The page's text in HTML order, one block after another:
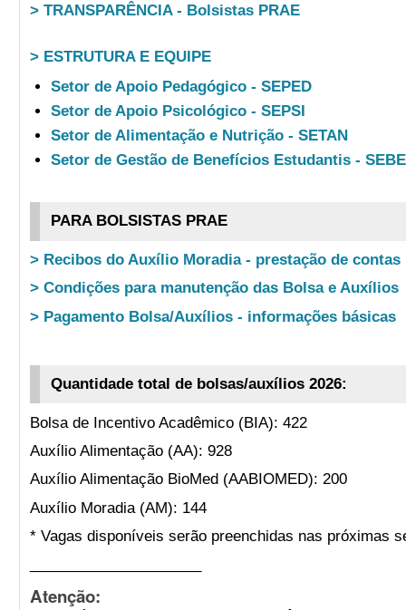
> TRANSPARÊNCIA - Bolsistas PRAE
> ESTRUTURA E EQUIPE
Setor de Apoio Pedagógico - SEPED
Setor de Apoio Psicológico - SEPSI
Setor de Alimentação e Nutrição - SETAN
Setor de Gestão de Benefícios Estudantis -
PARA BOLSISTAS PRAE
> Recibos do Auxílio Moradia - prestação de contas
> Condições para manutenção das Bolsa e Auxílios
> Pagamento Bolsa/Auxílios - informações básicas
Quantidade total de bolsas/auxílios 2026:
Bolsa de Incentivo Acadêmico (BIA): 422
Auxílio Alimentação (AA): 928
Auxílio Alimentação BioMed (AABIOMED): 200
Auxílio Moradia (AM): 144
* Vagas disponíveis serão preenchidas nas próximas
Atenção: